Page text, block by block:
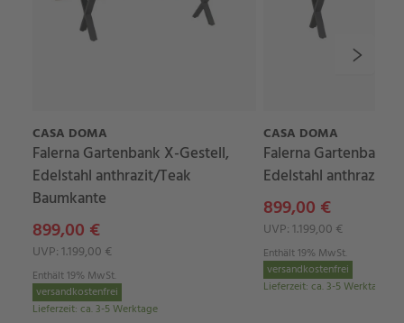
CASA DOMA
Falerna Gartenbank X-Gestell,
Edelstahl anthrazit/Teak
Baumkante
899,00 €
UVP: 1.199,00 €
Enthält 19% MwSt.
versandkostenfrei
Lieferzeit: ca. 3-5 Werktage
CASA DOMA
Falerna Gartenbank
Edelstahl anthrazit/
899,00 €
UVP: 1.199,00 €
Enthält 19% MwSt.
versandkostenfrei
Lieferzeit: ca. 3-5 Werktage